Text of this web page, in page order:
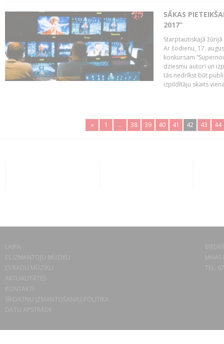
SĀKAS
2017”
Starptautiskajā
Ar šodienu, 17.
konkursam
dziesmu autori un
tās nedrīkst būt
izpildītāju skaits
« 1 .. 38 39 40 41 42 43 44
LAIPA
ES IZMANTOJU MŪZIKU
ES RADU MŪZIKU
AKTUALITĀTES
KONTAKTI
SĪKDATŅU IZMANTOŠANAS POLITIKA
DATU APSTRĀDE
TEL.